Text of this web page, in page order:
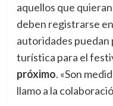
aquellos que
deben registrarse
autoridades
turística para el
próximo. «Son
llamo a la